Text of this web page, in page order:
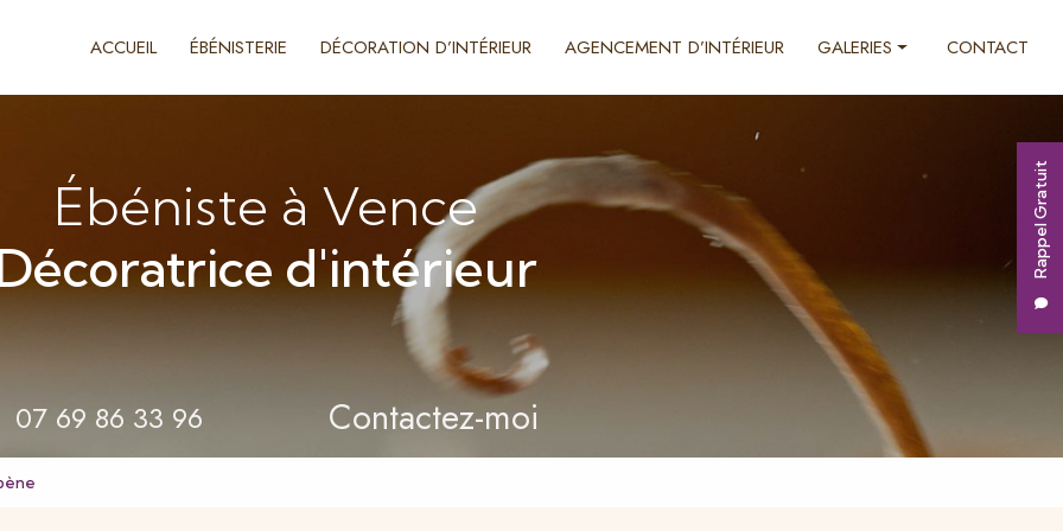
Rappel Gratuit
ACCUEIL ÉBÉNISTERIE DÉCORATION D’INTÉRIEUR AGENCEMENT D’INTÉRIEUR GALERIES CONTACT
Ébéniste à Vence
d'intérieur
07 69 86 33 96 Contactez-moi